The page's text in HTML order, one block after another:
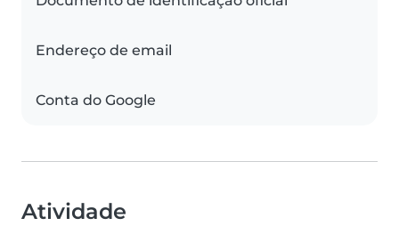
Endereço de email
Conta do Google
Atividade